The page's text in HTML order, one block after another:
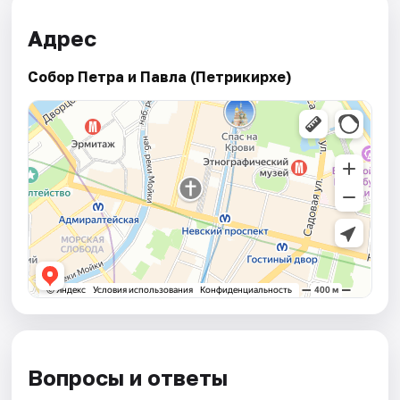
Адрес
Собор Петра и Павла (Петрикирхе)
Вопросы и ответы